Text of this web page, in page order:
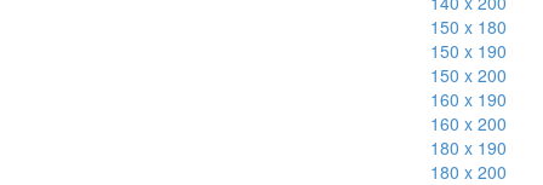
150 x 180
150 x 190
150 x 200
160 x 190
160 x 200
180 x 190
180 x 200